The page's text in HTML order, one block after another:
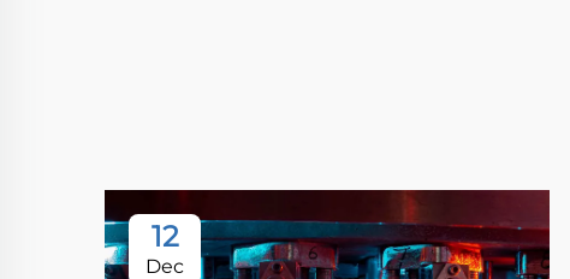
12
Dec